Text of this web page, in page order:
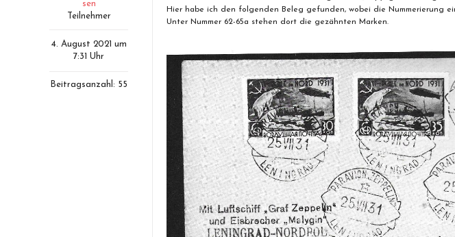
sen
Teilnehmer
4. August 2021 um
7:31 Uhr
Beitragsanzahl: 55
Hier habe ich den folgenden Beleg gefunden, wobei die Nummerierung
Unter Nummer 62-65a stehen dort die gezähnten Marken.